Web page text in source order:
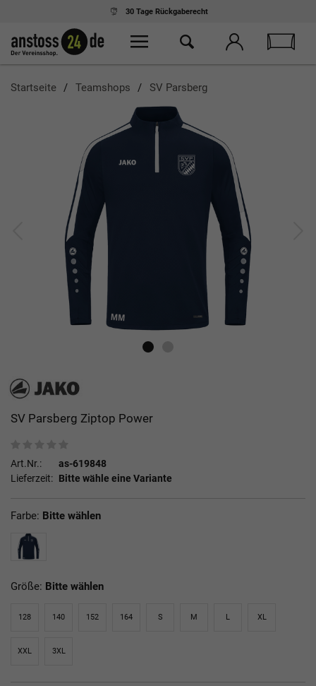
30 Tage Rückgaberecht
Startseite Teamshops SV Parsberg
SV Parsberg Ziptop Power
Art.Nr.:
as-619848
Lieferzeit: Bitte wähle eine Variante
Farbe: Bitte wählen
Größe: Bitte wählen
128 140 152 164 S M L XL
XXL 3XL